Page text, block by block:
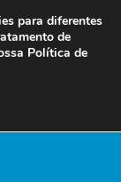
para diferentes
de
Política de